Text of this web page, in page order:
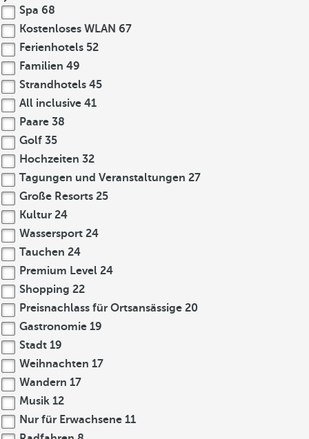
Spa 68
Kostenloses WLAN 67
Ferienhotels 52
Familien 49
Strandhotels 45
All inclusive 41
Paare 38
Golf 35
Hochzeiten 32
Tagungen und Veranstaltungen 27
Große Resorts 25
Kultur 24
Wassersport 24
Tauchen 24
Premium Level 24
Shopping 22
Preisnachlass für Ortsansässige 20
Gastronomie 19
Stadt 19
Weihnachten 17
Wandern 17
Musik 12
Nur für Erwachsene 11